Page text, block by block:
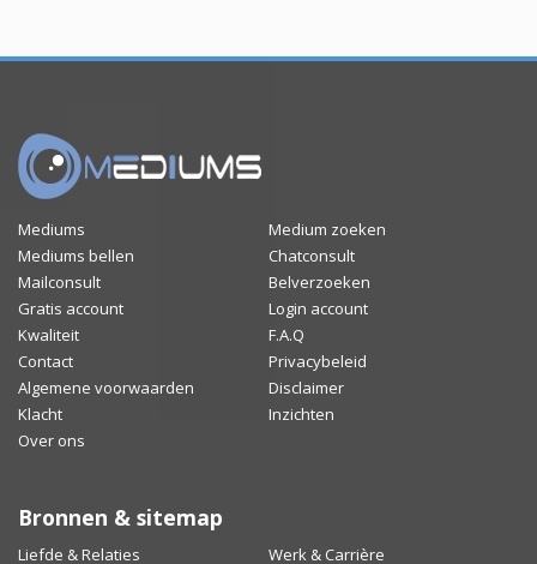
Mediums
Medium zoeken
Mediums bellen
Chatconsult
Mailconsult
Belverzoeken
Gratis account
Login account
Kwaliteit
F.A.Q
Contact
Privacybeleid
Algemene voorwaarden
Disclaimer
Klacht
Inzichten
Over ons
Bronnen & sitemap
Liefde & Relaties Werk & Carrière